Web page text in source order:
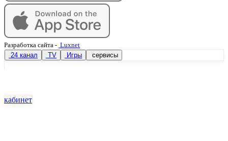
Разработка сайта - Luxnet
24 канал
TV Игры сервисы
кабинет